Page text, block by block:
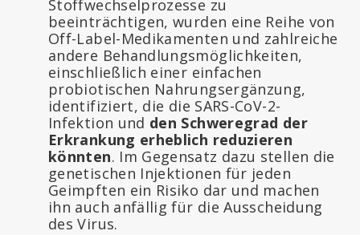
Stoffwechselprozesse zu
beeinträchtigen, wurden eine Reihe von
Off-Label-Medikamenten und zahlreiche
andere Behandlungsmöglichkeiten,
einschließlich einer einfachen
probiotischen Nahrungsergänzung,
identifiziert, die die SARS-CoV-2-
Infektion und den Schweregrad der
Erkrankung erheblich reduzieren
könnten. Im Gegensatz dazu stellen die
genetischen Injektionen für jeden
Geimpften ein Risiko dar und machen
ihn auch anfällig für die Ausscheidung
des Virus.